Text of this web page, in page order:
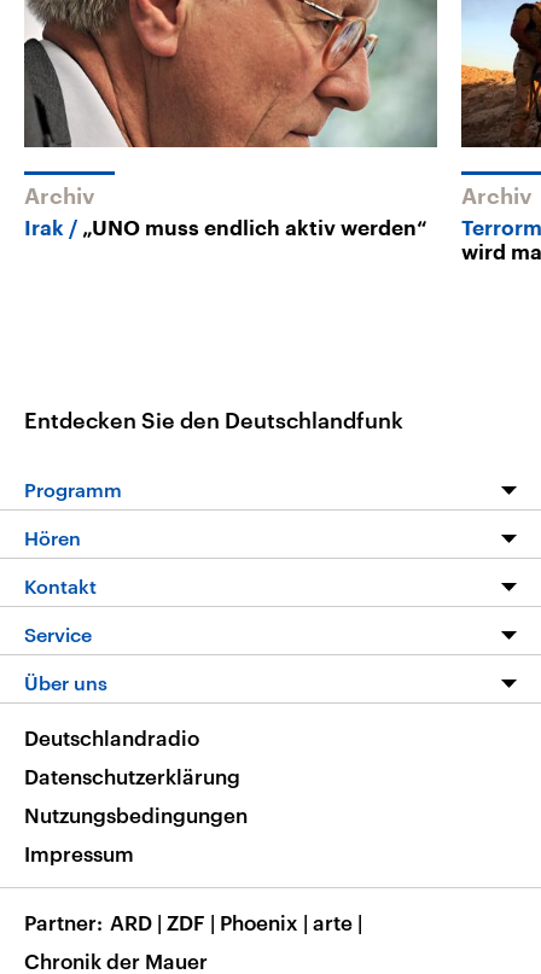
Archiv
Irak „UNO muss endlich aktiv werden“
Archiv
wird
Entdecken Sie den Deutschlandfunk
Programm
Programm
Die Nachrichten
Nachrichtenleicht
Neue Beiträge auf dlf.de
Hören
Livestream
Podcasts
Deutschlandfunk App
Nachrichten App
Frequenzen
Kontakt
Hörerservice
Service
FAQ
Veranstaltungen
Musikliste
RSS
Über uns
Barrierefreiheit
Deutschlandradio
Datenschutzerklärung
Nutzungsbedingungen
Impressum
Partner ARD | ZDF | Phoenix | arte |
Chronik der Mauer